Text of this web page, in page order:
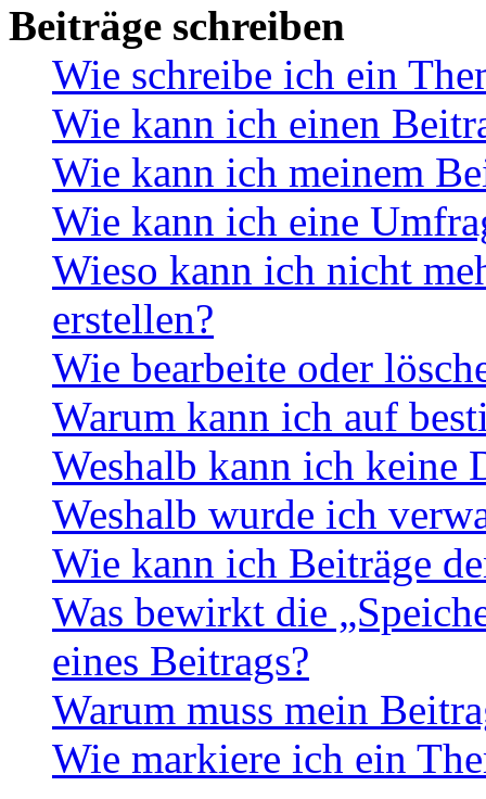
Beiträge schreiben
Wie schreibe ich ein
Wie kann ich einen
Wie kann ich meinem
Wie kann ich eine
Wieso kann ich nicht
erstellen?
Wie bearbeite oder
Warum kann ich auf
Weshalb kann ich keine
Weshalb wurde ich
Wie kann ich Beiträge
Was bewirkt die
eines Beitrags?
Warum muss mein
Wie markiere ich ein